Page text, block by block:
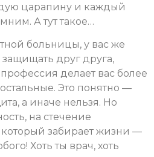
царапину и каждый
А тут такое…
больницы, у вас же
друг друга,
делает вас более
Это понятно —
а иначе нельзя. Но
на стечение
который забирает жизни —
Хоть ты врач, хоть